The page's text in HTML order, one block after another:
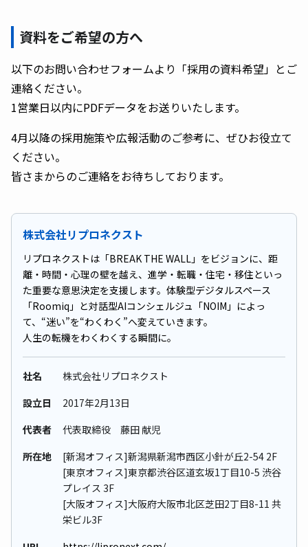
資料をご希望の方へ
以下のお問い合わせフォームより「採用の資料希望」とご
連絡ください。
1営業日以内にPDFデータをお送りいたします。
4月以降の採用施策や広報活動のご参考に、ぜひお役立て
ください。
皆さまからのご連絡をお待ちしております。
株式会社リプロネクスト
リプロネクストは「BREAK THE WALL」をビジョンに、距
離・時間・心理の壁を越え、進学・転職・住宅・移住といっ
た重要な意思決定を支援します。体験型デジタルスペース
「Roomiq」と対話型AIコンシェルジュ「NOIM」によっ
て、“迷い”を“わくわく”へ変えていきます。
人生の転機をわくわくする瞬間に。
社名
株式会社リプロネクスト
設立日
2017年2⽉13⽇
代表者
代表取締役 藤田 献児
所在地
[新潟オフィス]新潟県新潟市西区小針が丘2-54 2F
[東京オフィス]東京都渋谷区道玄坂1丁目10-5 渋谷
プレイス 3F
[大阪オフィス]大阪府大阪市北区芝田2丁目8-11 共
栄ビル3F